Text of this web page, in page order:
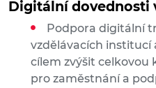
Digitální dovednosti
Podpora digitální
vzdělávacích institucí
cílem zvýšit celkovou
pro zaměstnání a